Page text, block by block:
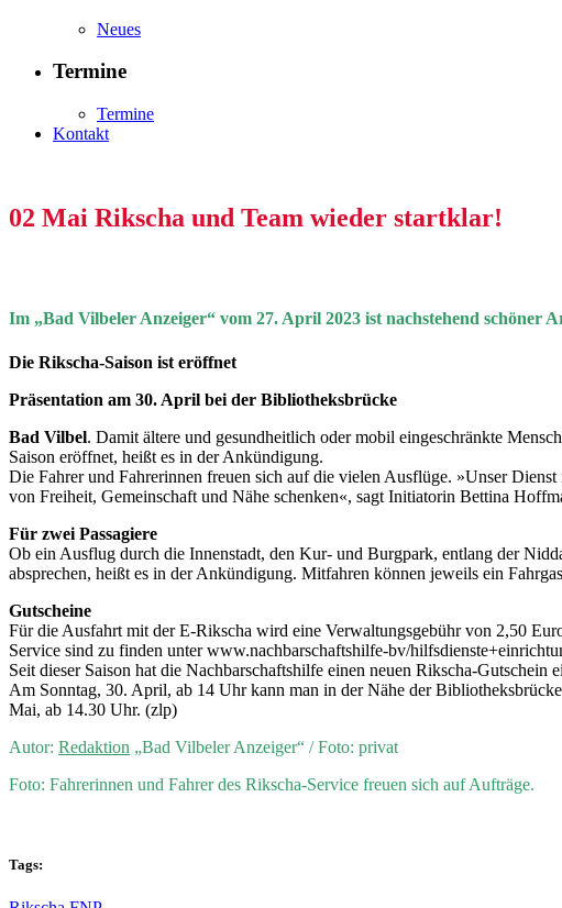
Neues
Termine
Termine
Kontakt
02 Mai Rikscha und Team wieder startklar!
Im „Bad Vilbeler Anzeiger“ vom 27. April 2023 ist nachstehend schöner
Die Rikscha-Saison ist eröffnet
Präsentation am 30. April bei der Bibliotheksbrücke
Bad Vilbel. Damit ältere und gesundheitlich oder mobil eingeschränkte
Saison eröffnet, heißt es in der Ankündigung.
Die Fahrer und Fahrerinnen freuen sich auf die vielen Ausflüge. »Unser
von Freiheit, Gemeinschaft und Nähe schenken«, sagt Initiatorin Bettina
Für zwei Passagiere
Ob ein Ausflug durch die Innenstadt, den Kur- und Burgpark, entlang der
absprechen, heißt es in der Ankündigung. Mitfahren können jeweils ein
Gutscheine
Für die Ausfahrt mit der E-Rikscha wird eine Verwaltungsgebühr von 2,50
Service sind zu finden unter www.nachbarschaftshilfe-bv/
Seit dieser Saison hat die Nachbarschaftshilfe einen neuen Rikscha-
Am Sonntag, 30. April, ab 14 Uhr kann man in der Nähe der
Mai, ab 14.30 Uhr. (zlp)
Autor: Redaktion „Bad Vilbeler Anzeiger“ / Foto: privat
Foto: Fahrerinnen und Fahrer des Rikscha-Service freuen sich auf Aufträge.
Tags: